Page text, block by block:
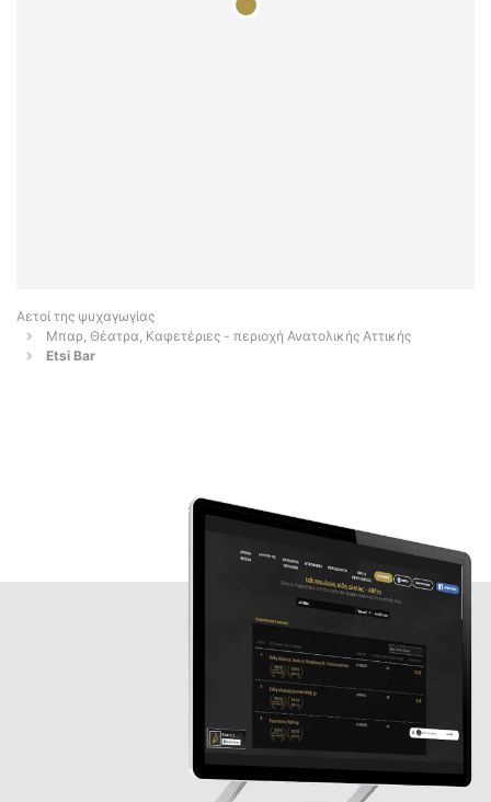
Αετοί της ψυχαγωγίας
Μπαρ, Θέατρα, Καφετέριες - περιοχή Ανατολικής Αττικής
Etsi Bar